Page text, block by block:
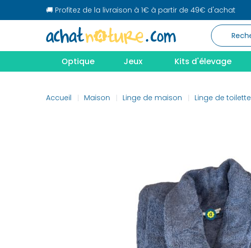
🚚 Profitez de la livraison à 1€ à partir de 49€ d'achat
Optique Jeux Kits d'élevage
Accueil Maison Linge de maison Linge de toilette